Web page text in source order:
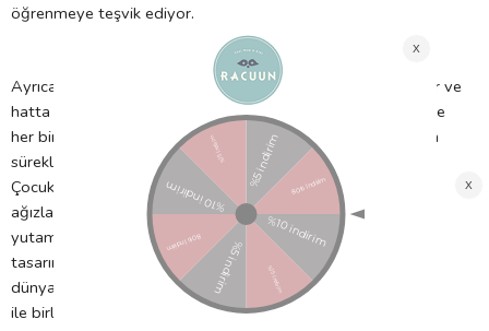
öğrenmeye teşvik ediyor.
Ayrıca Magna-Tiles, ilgili tüm güvenlik standartlarını karşılar ve
hatta aşar. İçinizin rahat etmesi için, her bir manyetik şekil ve
her bir Magna-Tiles seti bu yüksek standartları korumak için
sürekli testlere tabi tutulur. BPA, ftalat ve lateks içermez.
Çocukları korumak için, manyetik şekilleri ellerine ve hatta
ağızlarına götürdüklerinde zarar görmeyecekleri ve
yutamayacakları şekilde üretilmiş, tamamen güvenli bir
tasarıma sahiptir. Çocuklarınız Magna-Tiles setleri ile hayal
dünyalarında bir gezintiye çıktığında gönül rahatlığı ile onlar
ile birlikte oynayabilir veya kendinize zaman ayırabilirsiniz.